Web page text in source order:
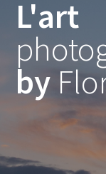
L'art
by